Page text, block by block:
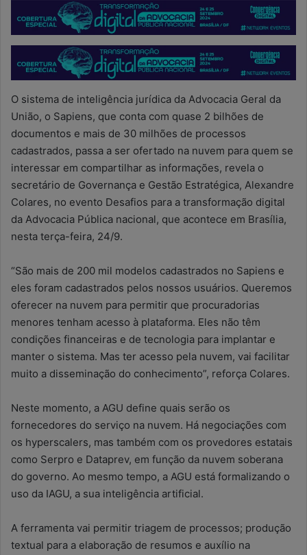
O sistema de inteligência jurídica da Advocacia Geral da
União, o Sapiens, que conta com quase 2 bilhões de
documentos e mais de 30 milhões de processos
cadastrados, passa a ser ofertado na nuvem para quem se
interessar em compartilhar as informações, revela o
secretário de Governança e Gestão Estratégica, Alexandre
Colares, no evento Desafios para a transformação digital
da Advocacia Pública nacional, que acontece em Brasília,
nesta terça-feira, 24/9.
“São mais de 200 mil modelos cadastrados no Sapiens e
eles foram cadastrados pelos nossos usuários. Queremos
oferecer na nuvem para permitir que procuradorias
menores tenham acesso à plataforma. Eles não têm
condições financeiras e de tecnologia para implantar e
manter o sistema. Mas ter acesso pela nuvem, vai facilitar
muito a disseminação do conhecimento”, reforça Colares.
Neste momento, a AGU define quais serão os
fornecedores do serviço na nuvem. Há negociações com
os hyperscalers, mas também com os provedores estatais
como Serpro e Dataprev, em função da nuvem soberana
do governo. Ao mesmo tempo, a AGU está formalizando o
uso da IAGU, a sua inteligência artificial.
A ferramenta vai permitir triagem de processos; produção
textual para a elaboração de resumos e auxílio na